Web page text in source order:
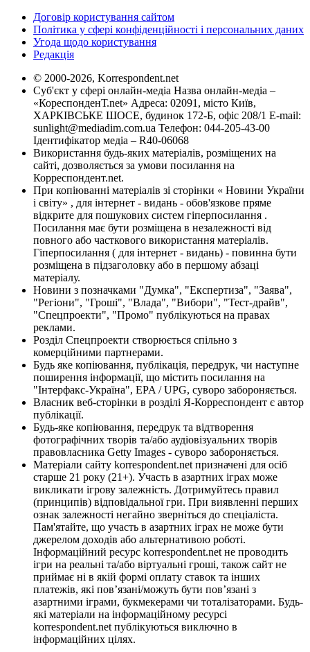
Договір користування сайтом
Політика у сфері конфіденційності і персональних даних
Угода щодо користування
Редакція
© 2000-2026, Korrespondent.net
Суб'єкт у сфері онлайн-медіа Назва онлайн-медіа –
«КореспонденТ.net» Адреса: 02091, місто Київ,
ХАРКІВСЬКЕ ШОСЕ, будинок 172-Б, офіс 208/1 E-mail:
sunlight@mediadim.com.ua Телефон: 044-205-43-00
Ідентифікатор медіа – R40-06068
Використання будь-яких матеріалів, розміщених на
сайті, дозволяється за умови посилання на
Корреспондент.net.
При копіюванні матеріалів зі сторінки « Новини України
і світу» , для інтернет - видань - обов'язкове пряме
відкрите для пошукових систем гіперпосилання .
Посилання має бути розміщена в незалежності від
повного або часткового використання матеріалів.
Гіперпосилання ( для інтернет - видань) - повинна бути
розміщена в підзаголовку або в першому абзаці
матеріалу.
Новини з позначками "Думка", "Експертиза", "Заява",
"Регіони", "Гроші", "Влада", "Вибори", "Тест-драйв",
"Спецпроекти", "Промо" публікуються на правах
реклами.
Розділ Спецпроекти створюється спільно з
комерційними партнерами.
Будь яке копіювання, публікація, передрук, чи наступне
поширення інформації, що містить посилання на
"Інтерфакс-Україна", EPA / UPG, суворо забороняється.
Власник веб-сторінки в розділі Я-Корреспондент є автор
публікації.
Будь-яке копіювання, передрук та відтворення
фотографічних творів та/або аудіовізуальних творів
правовласника Getty Images - суворо забороняється.
Матеріали сайту korrespondent.net призначені для осіб
старше 21 року (21+). Участь в азартних іграх може
викликати ігрову залежність. Дотримуйтесь правил
(принципів) відповідальної гри. При виявленні перших
ознак залежності негайно зверніться до спеціаліста.
Пам'ятайте, що участь в азартних іграх не може бути
джерелом доходів або альтернативою роботі.
Інформаційний ресурс korrespondent.net не проводить
ігри на реальні та/або віртуальні гроші, також сайт не
приймає ні в якій формі оплату ставок та інших
платежів, які пов’язані/можуть бути пов’язані з
азартними іграми, букмекерами чи тоталізаторами. Будь-
які матеріали на інформаційному ресурсі
korrespondent.net публікуються виключно в
інформаційних цілях.